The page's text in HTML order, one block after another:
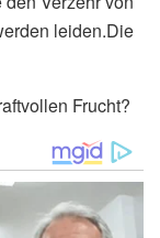
leiden.Die
Frucht?